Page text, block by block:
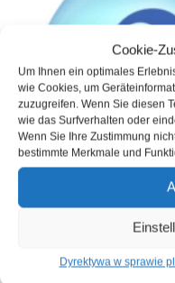
Cookie-
Um Ihnen ein optimales
wie Cookies, um
zuzugreifen. Wenn Sie diesen
wie das Surfverhalten oder
Wenn Sie Ihre Zustimmung
bestimmte Merkmale und
Dyrektywa w sprawie